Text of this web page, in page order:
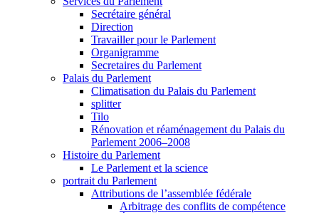
Secrétaire général
Direction
Travailler pour le Parlement
Organigramme
Secretaires du Parlement
Palais du Parlement
Climatisation du Palais du Parlement
splitter
Tilo
Rénovation et réaménagement du Palais du
Parlement 2006–2008
Histoire du Parlement
Le Parlement et la science
portrait du Parlement
Attributions de l’assemblée fédérale
Arbitrage des conflits de compétence